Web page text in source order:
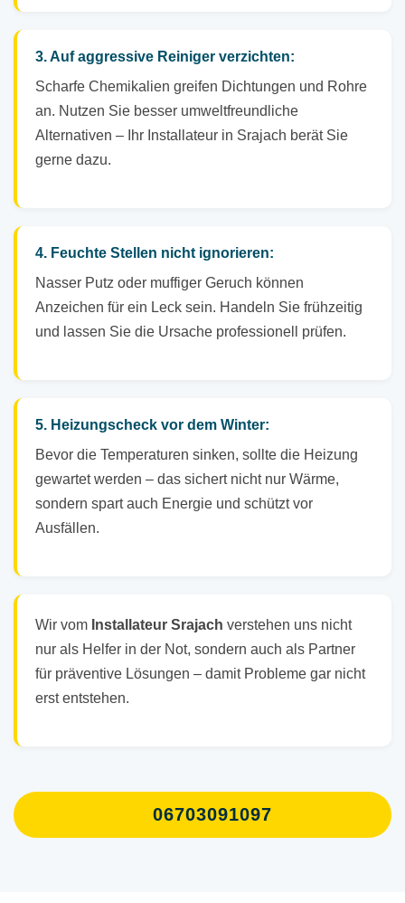
3. Auf aggressive Reiniger verzichten:
Scharfe Chemikalien greifen Dichtungen und Rohre
an. Nutzen Sie besser umweltfreundliche
Alternativen – Ihr Installateur in Srajach berät Sie
gerne dazu.
4. Feuchte Stellen nicht ignorieren:
Nasser Putz oder muffiger Geruch können
Anzeichen für ein Leck sein. Handeln Sie frühzeitig
und lassen Sie die Ursache professionell prüfen.
5. Heizungscheck vor dem Winter:
Bevor die Temperaturen sinken, sollte die Heizung
gewartet werden – das sichert nicht nur Wärme,
sondern spart auch Energie und schützt vor
Ausfällen.
Wir vom Installateur Srajach verstehen uns nicht
nur als Helfer in der Not, sondern auch als Partner
für präventive Lösungen – damit Probleme gar nicht
erst entstehen.
06703091097